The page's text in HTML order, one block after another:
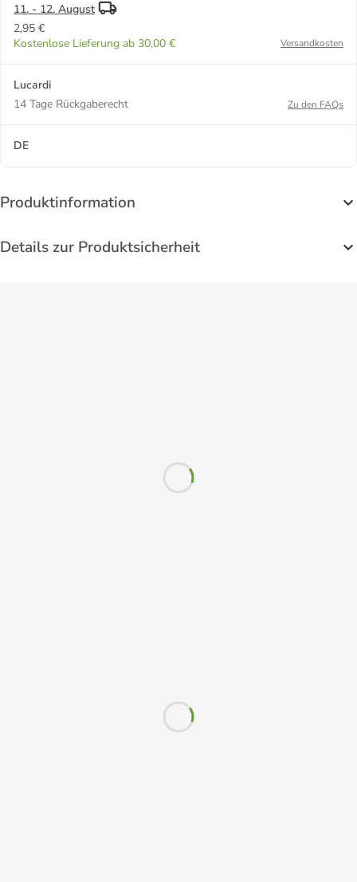
11. - 12. August
2,95 €
Kostenlose Lieferung ab 30,00 €
Versandkosten
Lucardi
14 Tage Rückgaberecht
Zu den FAQs
DE
Produktinformation
Details zur Produktsicherheit